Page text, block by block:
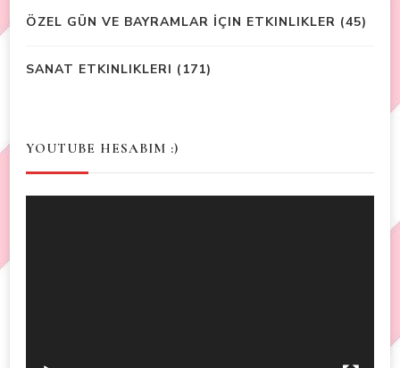
ÖZEL GÜN VE BAYRAMLAR İÇIN ETKINLIKLER (45)
SANAT ETKINLIKLERI (171)
YOUTUBE HESABIM :)